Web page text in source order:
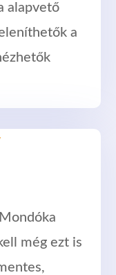
alapvető
a
még ezt is